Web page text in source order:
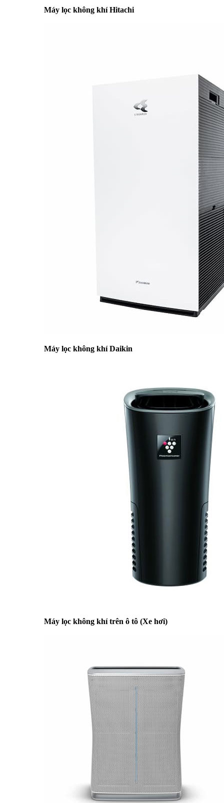
Máy lọc không khí Hitachi
Máy lọc không khí Daikin
Máy lọc không khí trên ô tô (Xe hơi)